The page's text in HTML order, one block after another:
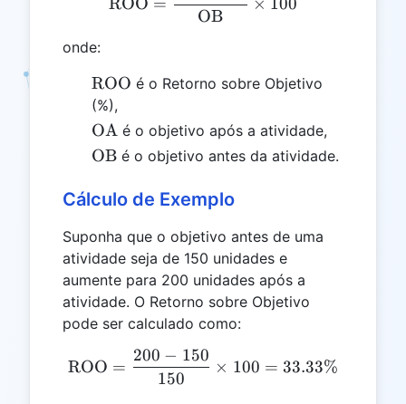
OB
onde:
\text{ROO}
ROO é o Retorno sobre Objetivo
(%),
\text{OA}
OA é o objetivo após a atividade,
\text{OB}
OB é o objetivo antes da atividade.
Cálculo de Exemplo
Suponha que o objetivo antes de uma
atividade seja de 150 unidades e
aumente para 200 unidades após a
atividade. O Retorno sobre Objetivo
pode ser calculado como:
\text{ROO} = \frac{200 -
ROO =
150
200 − 150
× 100 = 33.33%